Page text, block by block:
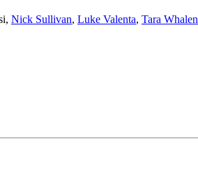
, Nick Sullivan, Luke Valenta, Tara Whalen